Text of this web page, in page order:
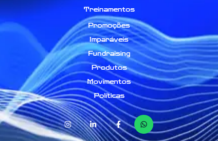
Treinamentos
Promoções
Imparáveis
Fundraising
Produtos
Movimentos
Políticas